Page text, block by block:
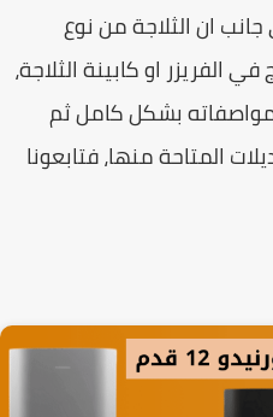
ان الثلاجة من نوع
او كابينة الثلاجة،
بشكل كامل ثم
منها، فتابعونا